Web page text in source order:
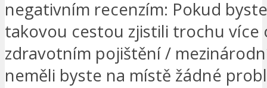
negativním recenzím: Pokud
takovou cestou zjistili trochu více
zdravotním pojištění /
neměli byste na místě žádné